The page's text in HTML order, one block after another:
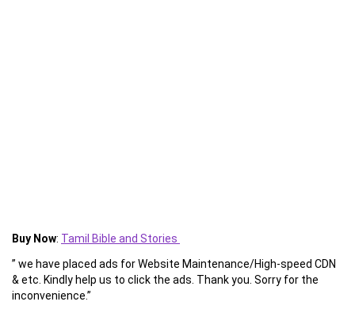
Buy Now: Tamil Bible and Stories
” we have placed ads for Website Maintenance/High-speed CDN
& etc. Kindly help us to click the ads. Thank you. Sorry for the
inconvenience.”